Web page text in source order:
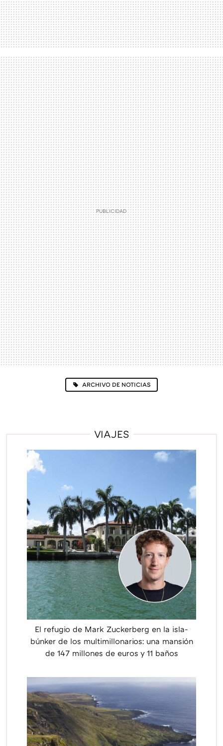
ARCHIVO DE NOTICIAS
VIAJES
El refugio de Mark Zuckerberg en la isla-
búnker de los multimillonarios: una mansión
de 147 millones de euros y 11 baños